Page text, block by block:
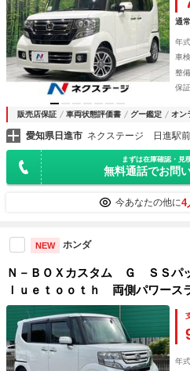
イト ＨＩＤヘッド
通
年式
車検
整備
保証
販売店保証 車両状態評価書 グー鑑定 オン
愛知県日進市 ネクステージ 日進駅
まずは在庫確認・見
無料通話でお問
今あなたの他に4
NEW ホンダ
Ｎ－ＢＯＸカスタム Ｇ ＳＳ
ｌｕｅｔｏｏｔｈ 両側パワー
バックカメラ ＥＴＣ オートエ
ＣＤ ＤＶＤ シートヒーター
イール
年式